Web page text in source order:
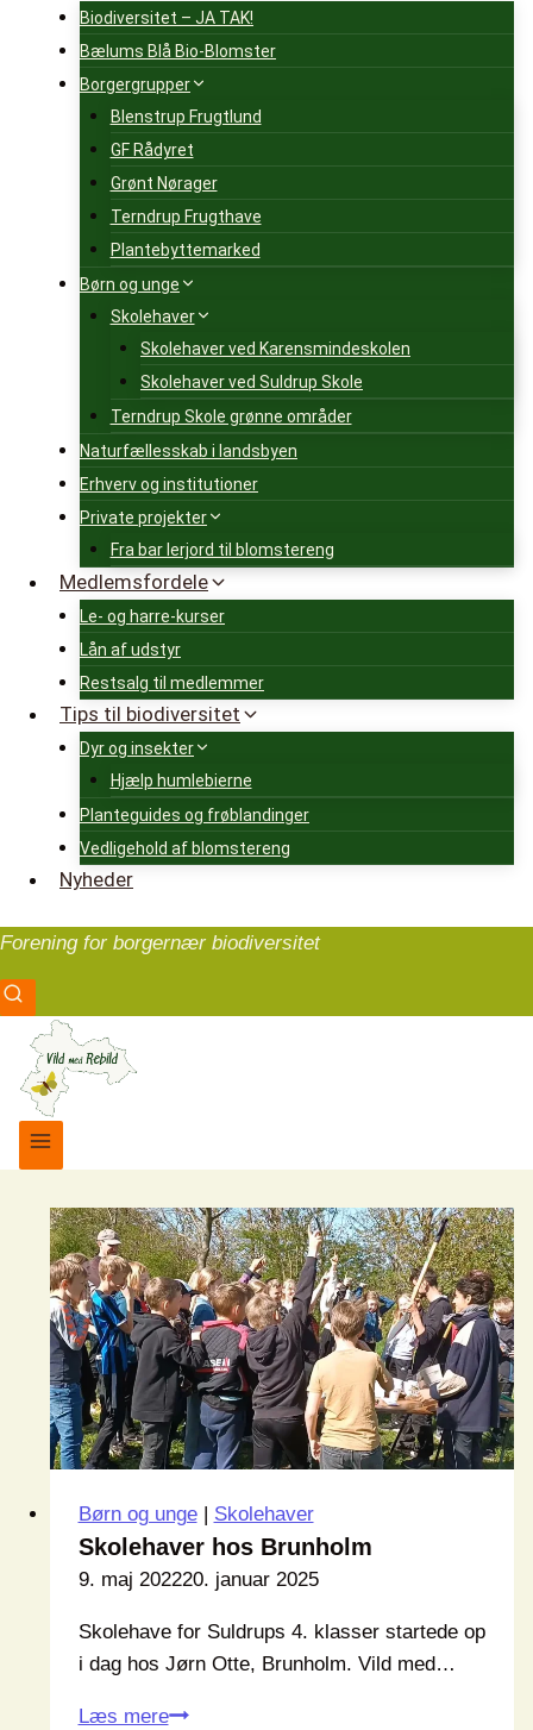
Biodiversitet – JA TAK!
Bælums Blå Bio-Blomster
Borgergrupper
Blenstrup Frugtlund
GF Rådyret
Grønt Nørager
Terndrup Frugthave
Plantebyttemarked
Børn og unge
Skolehaver
Skolehaver ved Karensmindeskolen
Skolehaver ved Suldrup Skole
Terndrup Skole grønne områder
Naturfællesskab i landsbyen
Erhverv og institutioner
Private projekter
Fra bar lerjord til blomstereng
Medlemsfordele
Le- og harre-kurser
Lån af udstyr
Restsalg til medlemmer
Tips til biodiversitet
Dyr og insekter
Hjælp humlebierne
Planteguides og frøblandinger
Vedligehold af blomstereng
Nyheder
Forening for borgernær biodiversitet
Børn og unge| Skolehaver
Skolehaver hos Brunholm
9. maj 202220. januar 2025
Skolehave for Suldrups 4. klasser startede op
i dag hos Jørn Otte, Brunholm. Vild med…
Læs mereSkolehaver